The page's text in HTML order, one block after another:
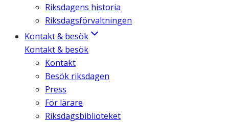
Riksdagens historia
Riksdagsförvaltningen
Kontakt & besök
Kontakt & besök
Kontakt
Besök riksdagen
Press
För lärare
Riksdagsbiblioteket